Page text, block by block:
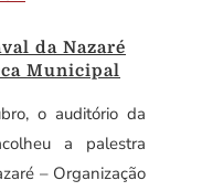
da Nazaré
Municipal
o auditório da
a palestra
– Organização